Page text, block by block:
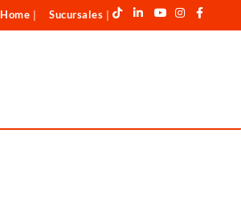
Home Sucursales